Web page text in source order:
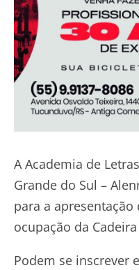
A Academia de
Grande do Sul –
para a
ocupação da Cadeira
Podem se inscrever